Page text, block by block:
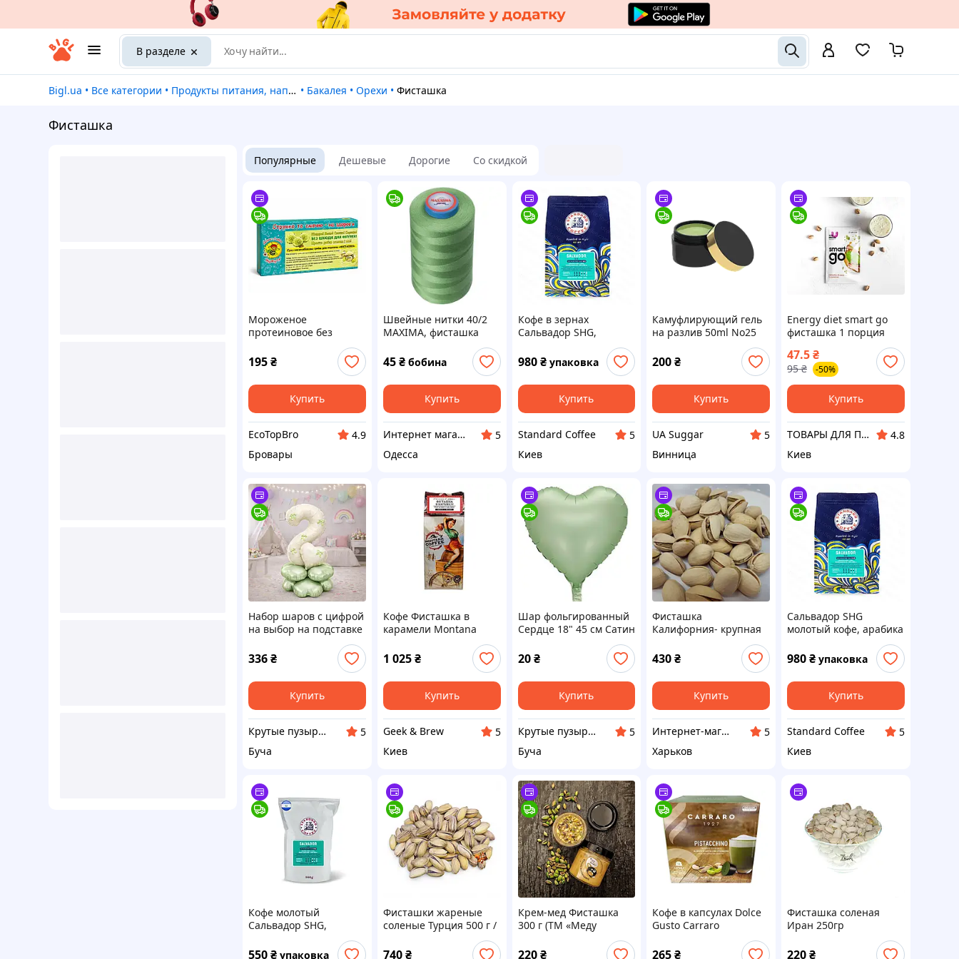
В разделе
Bigl.ua • Все категории • Продукты питания, напитки • Бакалея • Орехи • Фисташка
Фисташка
Популярные Дешевые Дорогие Со скидкой
Мороженое
протеиновое без
"Фисташка", ТМ
ЖуЖуля, 90 г
195₴
Купить
EcoTopBro
4.9
Бровары
Швейные нитки 40/2
MAXIMA, фисташка
45₴ бобина
Купить
Интернет магазин MAXIMA
5
Одесса
Кофе в зернах
Сальвадор SHG,
обжарки, 1 кг
(фисташка, курага,
зеленое яблоко)
980 ₴ упаковка
Купить
Standard Coffee
5
Киев
Камуфлирующий гель
на разлив 50ml No25
Фисташка Francheska
Professional Builder Gel
200₴
Купить
UA Suggar
5
Винница
Energy diet smart go
фисташка 1 порция
47.5₴
95 ₴ -50%
Купить
ТОВАРЫ ДЛЯ ПОХУДЕНИЯ, ВИТАМИНЫ И БАДЫ
4.8
Киев
Набор шаров с цифрой
на выбор на подставке
Фисташка
336₴
Купить
Крутые пузыри - праздник на максимум
5
Буча
Кофе Фисташка в
карамели Montana
1 025₴
Купить
Geek & Brew
5
Киев
Шар фольгированный
Сердце 18" 45 см Сатин
20 ₴
Купить
Крутые пузыри - праздник на максимум
5
Буча
Фисташка
Калифорния- крупная
жареная соленая. 500
грамм
430₴
Купить
Интернет-магазин "ОРЕХ"
5
Харьков
Сальвадор SHG
молотый кофе, арабика
средней обжарки, вес
1 кг (фисташка, курага,
зеленое яблоко)
980₴ упаковка
Купить
Standard Coffee
5
Киев
Кофе молотый
Сальвадор SHG,
обжарки, 500г
550₴ упаковка
Фисташки жареные
соленые Турция 500 г /
Турецкая фисташка с
солью / Обжаренные
740₴
Крем-мед Фисташка
300 г (ТМ «Меду
220 ₴
Кофе в капсулах Dolce
Gusto Carraro
Дольче густо Карраро
265₴
Фисташка соленая
Иран 250гр
220₴